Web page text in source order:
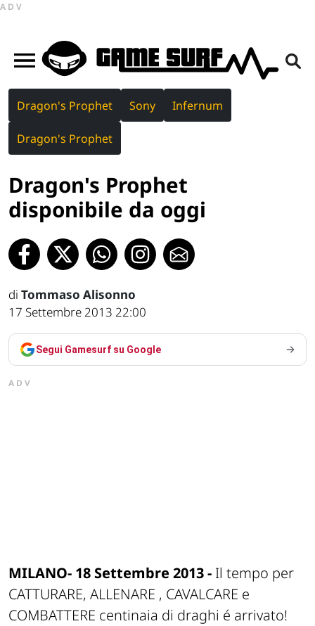
ADV
Dragon's Prophet Sony Infernum
Dragon's Prophet
Dragon's Prophet
disponibile da oggi
di Tommaso Alisonno
17 Settembre 2013 22:00
Segui Gamesurf su Google
ADV
MILANO- 18 Settembre 2013 - Il tempo per
CATTURARE, ALLENARE , CAVALCARE e
COMBATTERE centinaia di draghi é arrivato!